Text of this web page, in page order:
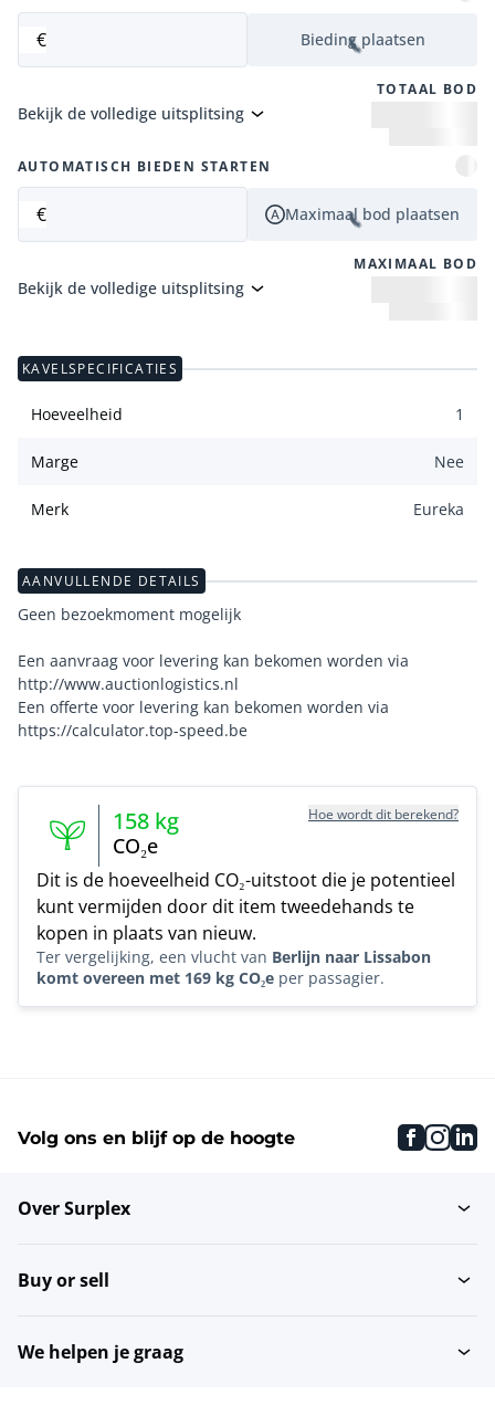
€ Bieding plaatsen
TOTAAL BOD
Bekijk de volledige uitsplitsing
AUTOMATISCH BIEDEN STARTEN
€ Maximaal bod plaatsen
MAXIMAAL BOD
Bekijk de volledige uitsplitsing
KAVELSPECIFICATIES
Hoeveelheid 1
Marge Nee
Merk Eureka
AANVULLENDE DETAILS
Geen bezoekmoment mogelijk
Een aanvraag voor levering kan bekomen worden via
http://www.auctionlogistics.nl
Een offerte voor levering kan bekomen worden via
https://calculator.top-speed.be
158 kg
CO₂e
Hoe wordt dit berekend?
Dit is de hoeveelheid CO₂-uitstoot die je potentieel
kunt vermijden door dit item tweedehands te
kopen in plaats van nieuw.
Ter vergelijking, een vlucht van Berlijn naar Lissabon
komt overeen met 169 kg CO₂e per passagier.
Volg ons en blijf op de hoogte
Over Surplex
Buy or sell
We helpen je graag